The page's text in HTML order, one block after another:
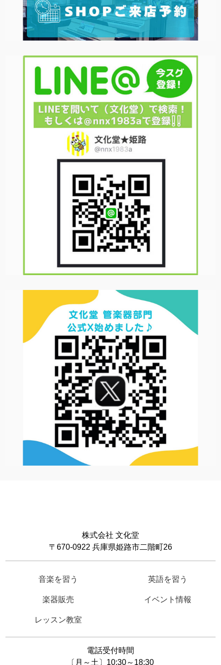
株式会社 文化堂
〒670-0922 兵庫県姫路市二階町26
音楽を習う 英語を習う
楽器販売 イベント情報
レッスン教室
電話受付時間
〔月～土〕10:30～18:30